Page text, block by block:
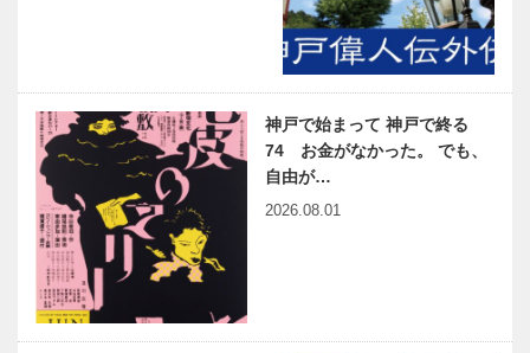
神戸で始まって 神戸で終る
74 お金がなかった。 でも、
自由が…
2026.08.01